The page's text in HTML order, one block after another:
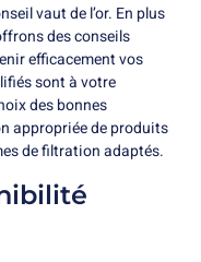
vaut de l’or. En plus
des conseils
efficacement vos
sont à votre
des bonnes
appropriée de produits
de filtration adaptés.